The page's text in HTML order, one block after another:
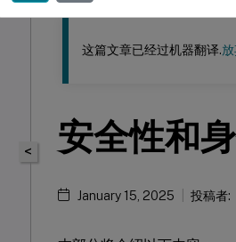
<
这篇文章已经过机器翻译.
安全性和
January 15, 2025 投稿者: